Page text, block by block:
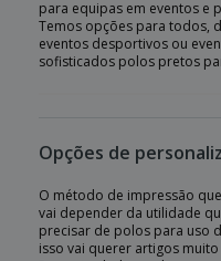
para equipas em eventos e
Temos opções para todos,
eventos desportivos ou
sofisticados polos pretos
Opções de
O método de impressão
vai depender da utilidade
precisar de polos para uso
isso vai querer artigos